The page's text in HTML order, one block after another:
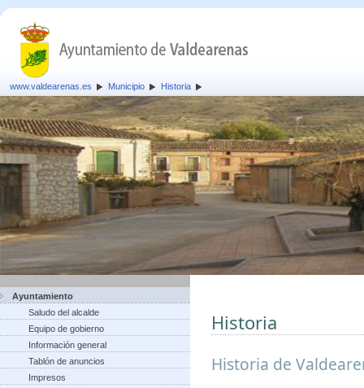
www.valdearenas.es Municipio Historia
Ayuntamiento
Saludo del alcalde
Equipo de gobierno
Información general
Tablón de anuncios
Impresos
Historia
Historia de